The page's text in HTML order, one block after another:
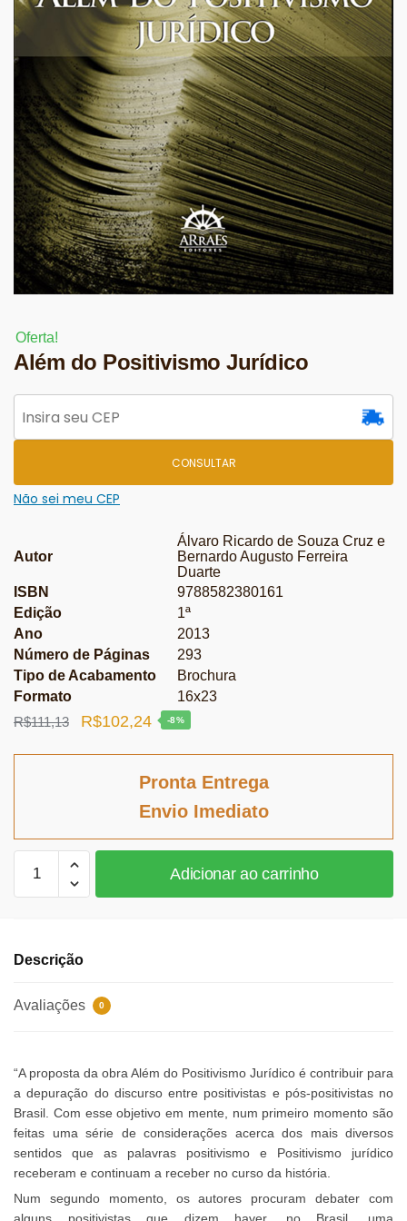
Oferta!
Além do Positivismo Jurídico
CONSULTAR
Não sei meu CEP
Autor
Álvaro Ricardo de Souza Cruz e
Bernardo Augusto Ferreira
Duarte
ISBN
9788582380161
Edição
1ª
Ano
2013
Número de Páginas
293
Tipo de Acabamento
Brochura
Formato
16x23
R$111,13
O
R$102,24O
atual
-8%
Pronta Entrega
Envio Imediato
Adicionar ao carrinho
Descrição
Avaliações 0
“A proposta da obra Além do Positivismo Jurídico é contribuir para
a depuração do discurso entre positivistas e pós-positivistas no
Brasil. Com esse objetivo em mente, num primeiro momento são
feitas uma série de considerações acerca dos mais diversos
sentidos que as palavras positivismo e Positivismo jurídico
receberam e continuam a receber no curso da história.
Num segundo momento, os autores procuram debater com
alguns positivistas que dizem haver, no Brasil, uma